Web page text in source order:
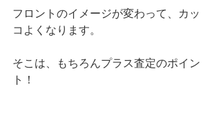
フロントのイメージが変わって、カッ
コよくなります。
そこは、もちろんプラス査定のポイン
ト！